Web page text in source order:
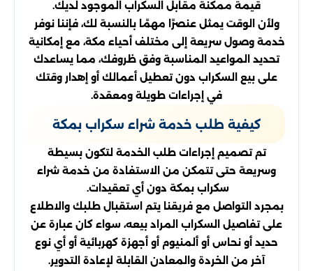
قيمة ممكنة مقابل السكراب الموجود لديك.
ولأن الوقت يمثل عنصرًا مهمًا بالنسبة لك، فإننا نوفر
خدمة وصول سريعة إلى مختلف أحياء مكة، مع إمكانية
تحديد المواعيد المناسبة وفق ظروفك، مما يساعدك
على بيع السكراب دون تعطيل أعمالك أو إهدار وقتك
في إجراءات طويلة ومعقدة.
كيفية طلب خدمة شراء سكراب بمكة
تم تصميم إجراءات طلب الخدمة لتكون بسيطة
وسريعة حتى تتمكن من الاستفادة من خدمة شراء
سكراب بمكة دون أي تعقيدات.
بمجرد التواصل مع فريقنا يتم استقبال طلبك والاطلاع
على تفاصيل السكراب المراد بيعه، سواء كان عبارة عن
حديد أو نحاس أو ألمنيوم أو أجهزة كهربائية أو أي نوع
آخر من الخردة والمعادن القابلة لإعادة التدوير.